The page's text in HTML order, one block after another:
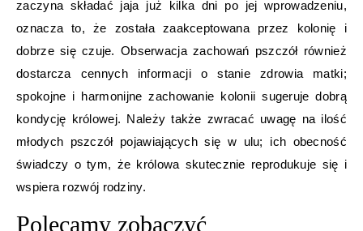
zaczyna składać jaja już kilka dni po jej wprowadzeniu,
oznacza to, że została zaakceptowana przez kolonię i
dobrze się czuje. Obserwacja zachowań pszczół również
dostarcza cennych informacji o stanie zdrowia matki;
spokojne i harmonijne zachowanie kolonii sugeruje dobrą
kondycję królowej. Należy także zwracać uwagę na ilość
młodych pszczół pojawiających się w ulu; ich obecność
świadczy o tym, że królowa skutecznie reprodukuje się i
wspiera rozwój rodziny.
Polecamy zobaczyć